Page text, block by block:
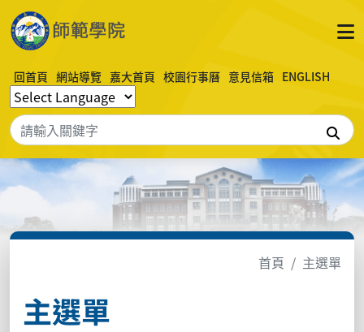
回首頁 網站導覽 嘉大首頁 校園行事曆 意見信箱 ENGLISH
搜尋
首頁 主選單
主選單